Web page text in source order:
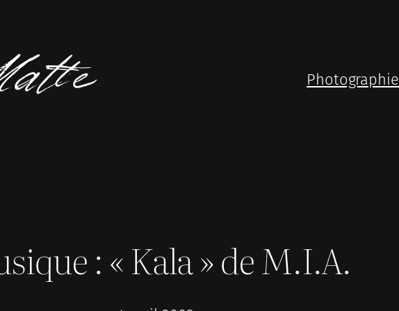
Photographie
: « Kala » de M.I.A.